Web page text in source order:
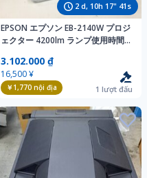
2 d, 10h 17" 40 s
EPSON エプソン EB-2140W プロジ
ェクター 4200lm ランプ使用時間：
２F）
3.102.000 ₫
16,500 ¥
￥1,770nội địa 1 lượt đấu